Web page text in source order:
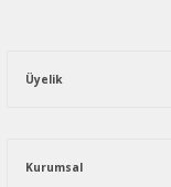
Üyelik
Kurumsal